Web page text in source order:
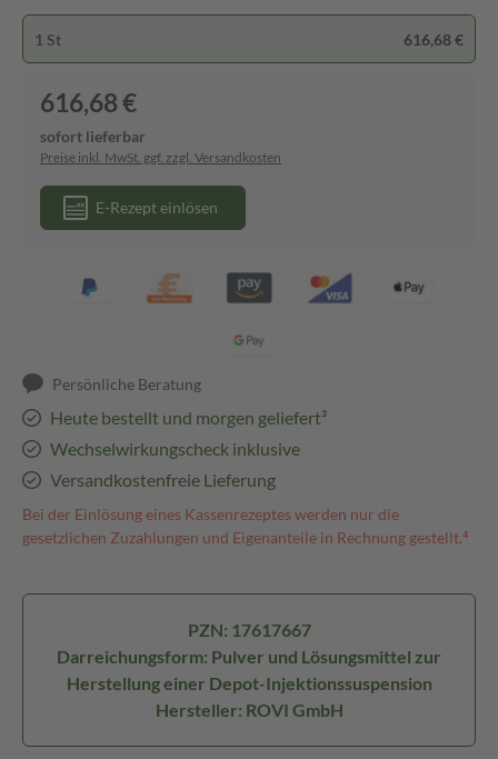
1 St 616,68 €
616,68 €
sofort lieferbar
Preise inkl. MwSt. ggf. zzgl. Versandkosten
E-Rezept einlösen
Persönliche Beratung
Heute bestellt und morgen geliefert³
Wechselwirkungscheck inklusive
Versandkostenfreie Lieferung
Bei der Einlösung eines Kassenrezeptes werden nur die
gesetzlichen Zuzahlungen und Eigenanteile in Rechnung gestellt.⁴
PZN: 17617667
Darreichungsform: Pulver und Lösungsmittel zur
Herstellung einer Depot-Injektionssuspension
Hersteller: ROVI GmbH